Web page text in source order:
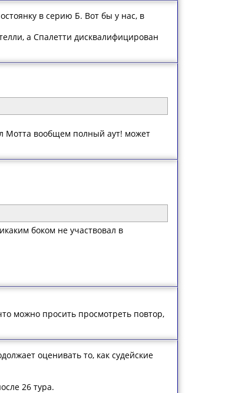
в серию Б. Вот бы у нас, в
а Спалетти дисквалифицирован
Мотта вообщем полный аут! может
боком не участвовал в
можно просить просмотреть повтор,
оценивать то, как судейские
26 тура.